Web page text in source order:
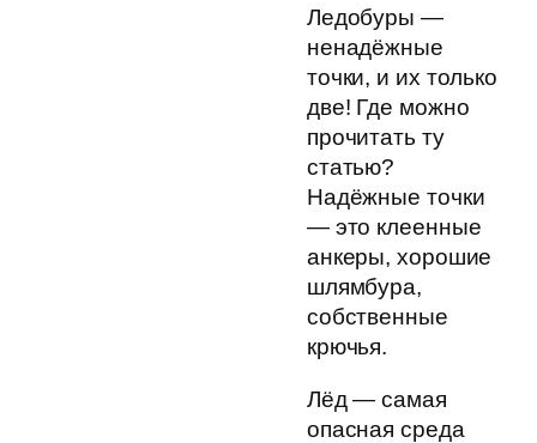
Ледобуры —
ненадёжные
точки, и их только
две! Где можно
прочитать ту
статью?
Надёжные точки
— это клеенные
анкеры, хорошие
шлямбура,
собственные
крючья.
Лёд — самая
опасная среда